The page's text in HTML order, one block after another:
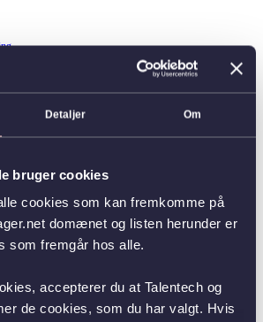
Detaljer Om
bruger cookies
cookies som kan fremkomme på
domænet og listen herunder er
som fremgår hos alle.
accepterer du at Talentech og
de cookies, som du har valgt. Hvis